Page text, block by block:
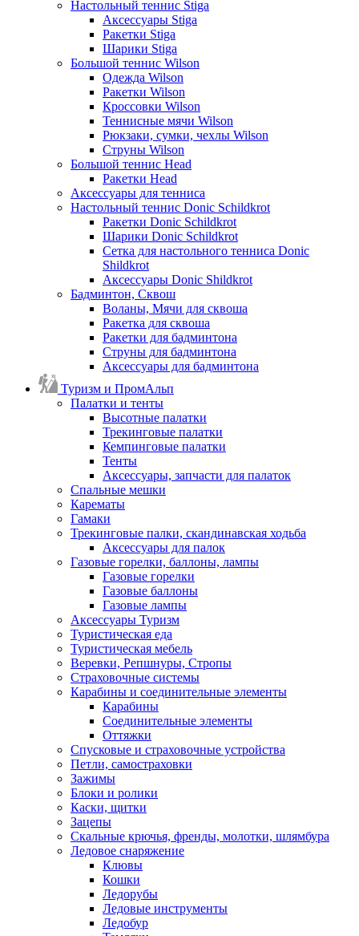
Настольный теннис Stiga
Аксессуары Stiga
Ракетки Stiga
Шарики Stiga
Большой теннис Wilson
Одежда Wilson
Ракетки Wilson
Кроссовки Wilson
Теннисные мячи Wilson
Рюкзаки, сумки, чехлы Wilson
Струны Wilson
Большой теннис Head
Ракетки Head
Аксессуары для тенниса
Настольный теннис Donic Schildkrot
Ракетки Donic Schildkrot
Шарики Donic Schildkrot
Сетка для настольного тенниса Donic
Shildkrot
Аксессуары Donic Shildkrot
Бадминтон, Сквош
Воланы, Мячи для сквоша
Ракетка для сквоша
Ракетки для бадминтона
Струны для бадминтона
Аксессуары для бадминтона
Туризм и ПромАльп
Палатки и тенты
Высотные палатки
Трекинговые палатки
Кемпинговые палатки
Тенты
Аксессуары, запчасти для палаток
Спальные мешки
Карематы
Гамаки
Трекинговые палки, скандинавская ходьба
Аксессуары для палок
Газовые горелки, баллоны, лампы
Газовые горелки
Газовые баллоны
Газовые лампы
Аксессуары Туризм
Туристическая еда
Туристическая мебель
Веревки, Репшнуры, Стропы
Страховочные системы
Карабины и соединительные элементы
Карабины
Соединительные элементы
Оттяжки
Спусковые и страховочные устройства
Петли, самостраховки
Зажимы
Блоки и ролики
Каски, щитки
Зацепы
Скальные крючья, френды, молотки, шлямбура
Ледовое снаряжение
Клювы
Кошки
Ледорубы
Ледовые инструменты
Ледобур